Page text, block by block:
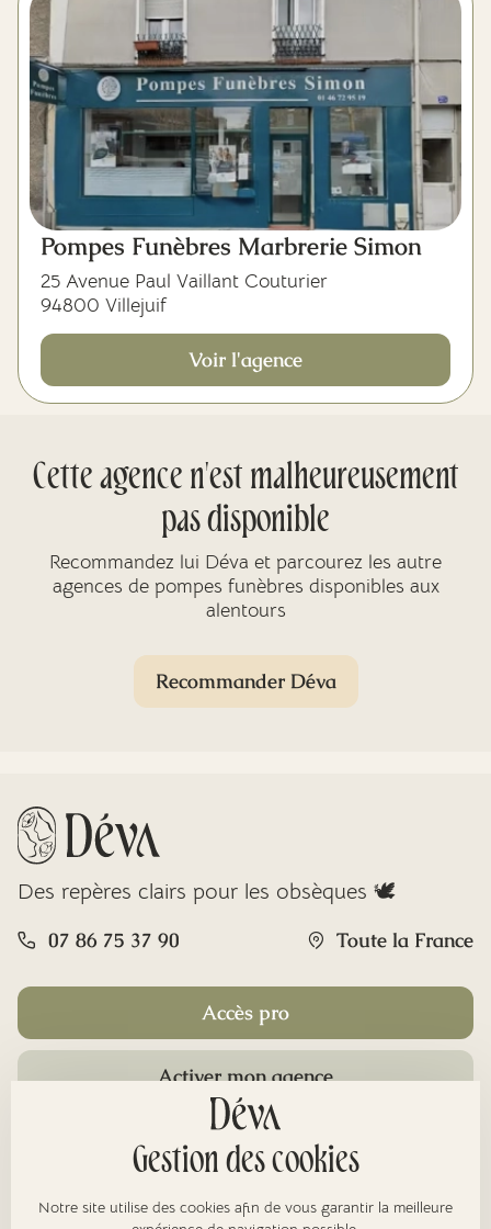
Pompes Funèbres Marbrerie Simon
25 Avenue Paul Vaillant Couturier
94800 Villejuif
Voir l'agence
Cette agence n'est malheureusement
pas disponible
Recommandez lui Déva et parcourez les autre
agences de pompes funèbres disponibles aux
alentours
Recommander Déva
Des repères clairs pour les obsèques 🕊️
07 86 75 37 90 Toute la France
Accès pro
Activer mon agence
Gestion des cookies
Notre site utilise des cookies afin de vous garantir la meilleure